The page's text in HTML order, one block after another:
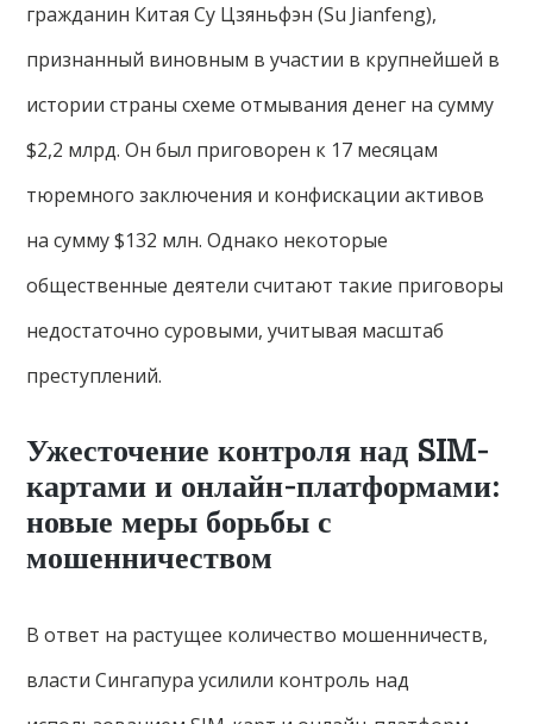
гражданин Китая Су Цзяньфэн (Su Jianfeng),
признанный виновным в участии в крупнейшей в
истории страны схеме отмывания денег на сумму
$2,2 млрд. Он был приговорен к 17 месяцам
тюремного заключения и конфискации активов
на сумму $132 млн. Однако некоторые
общественные деятели считают такие приговоры
недостаточно суровыми, учитывая масштаб
преступлений.
Ужесточение контроля над SIM-
картами и онлайн-платформами:
новые меры борьбы с
мошенничеством
В ответ на растущее количество мошенничеств,
власти Сингапура усилили контроль над